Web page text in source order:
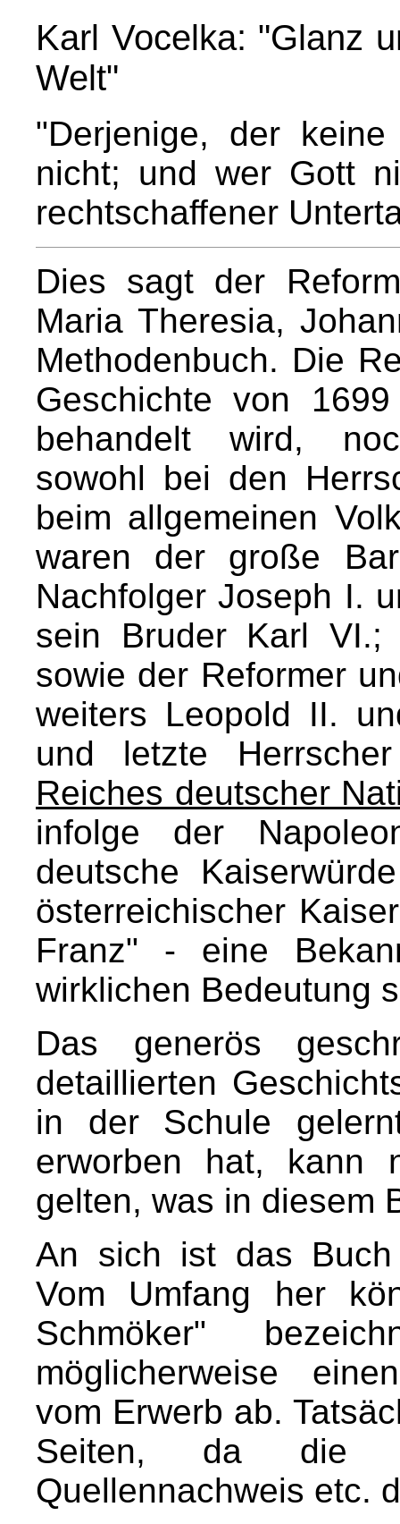
Karl Vocelka: "Glanz
Welt"
"Derjenige, der
nicht; und wer Gott
rechtschaffener
Dies sagt der
Maria Theresia,
Methodenbuch. Die
Geschichte von
behandelt wird,
sowohl bei den
beim allgemeinen
waren der große
Nachfolger Joseph I.
sein Bruder Karl VI.;
sowie der Reformer
weiters Leopold II.
und letzte
Reiches deutscher
infolge der
deutsche
österreichischer
Franz" - eine
wirklichen Bedeutung
Das generös
detaillierten
in der Schule
erworben hat, kann
gelten, was in diesem
An sich ist das
Vom Umfang her
Schmöker"
möglicherweise
vom Erwerb ab.
Seiten, da die
Quellennachweis etc.